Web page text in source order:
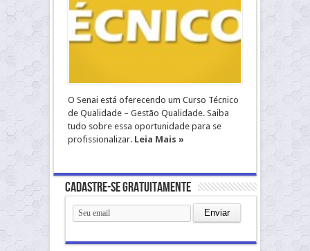
O Senai está oferecendo um Curso Técnico
de Qualidade – Gestão Qualidade. Saiba
tudo sobre essa oportunidade para se
profissionalizar. Leia Mais »
Cadastre-se gratuitamente